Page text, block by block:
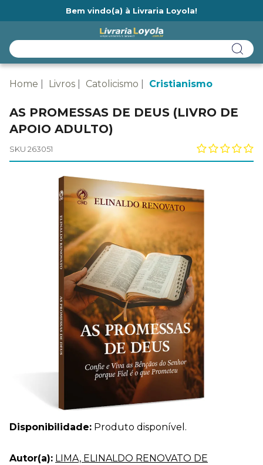
Bem vindo(a) à Livraria Loyola!
Home Livros Catolicismo Cristianismo
AS PROMESSAS DE DEUS (LIVRO DE
APOIO ADULTO)
SKU 263051
Disponibilidade: Produto disponível.
Autor(a): LIMA, ELINALDO RENOVATO DE